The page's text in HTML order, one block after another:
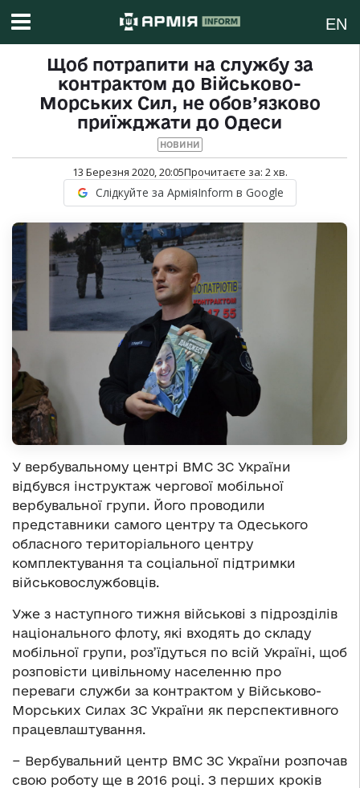
EN
Щоб потрапити на службу за
контрактом до Військово-
Морських Сил, не обов’язково
приїжджати до Одеси
НОВИНИ
13 Березня 2020, 20:05Прочитаєте за: 2хв.
Слідкуйте за АрміяInform в Google
У вербувальному центрі ВМС ЗС України
відбувся інструктаж чергової мобільної
вербувальної групи. Його проводили
представники самого центру та Одеського
обласного територіального центру
комплектування та соціальної підтримки
військовослужбовців.
Уже з наступного тижня військові з підрозділів
національного флоту, які входять до складу
мобільної групи, роз’їдуться по всій Україні, щоб
розповісти цивільному населенню про
переваги служби за контрактом у Військово-
Морських Силах ЗС України як перспективного
працевлаштування.
− Вербувальний центр ВМС ЗС України розпочав
свою роботу ще в 2016 році. З перших кроків